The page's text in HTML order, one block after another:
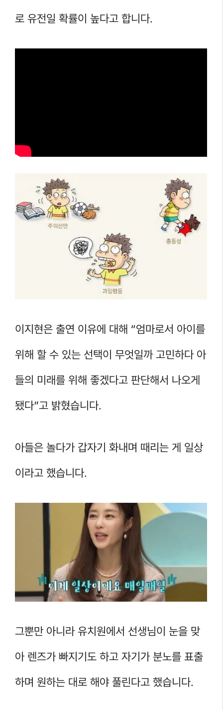
로 유전일 확률이 높다고 합니다.
이지현은 출연 이유에 대해 “엄마로서 아이를
위해 할 수 있는 선택이 무엇일까 고민하다 아
들의 미래를 위해 좋겠다고 판단해서 나오게
됐다”고 밝혔습니다.
아들은 놀다가 갑자기 화내며 때리는 게 일상
이라고 했습니다.
그뿐만 아니라 유치원에서 선생님이 눈을 맞
아 렌즈가 빠지기도 하고 자기가 분노를 표출
하며 원하는 대로 해야 풀린다고 했습니다.